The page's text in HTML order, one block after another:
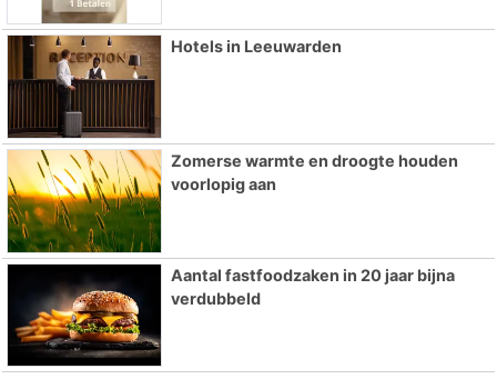
Hotels in Leeuwarden
Zomerse warmte en droogte houden
voorlopig aan
Aantal fastfoodzaken in 20 jaar bijna
verdubbeld